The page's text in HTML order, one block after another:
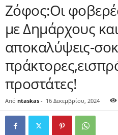
Ζόφος:Οι
με Δημάρχους
αποκαλύψεις-
προστάτες!
Από ntaskas - 16 Δεκεμβρίου, 2024